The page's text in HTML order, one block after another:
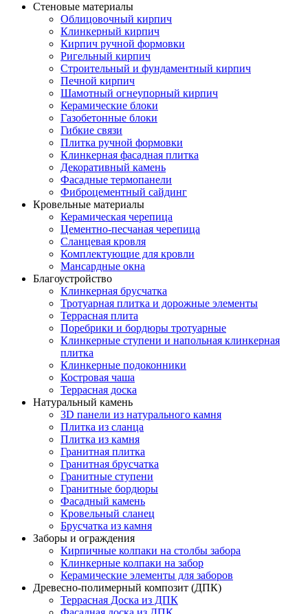
Стеновые материалы
Облицовочный кирпич
Клинкерный кирпич
Кирпич ручной формовки
Ригельный кирпич
Строительный и фундаментный кирпич
Печной кирпич
Шамотный огнеупорный кирпич
Керамические блоки
Газобетонные блоки
Гибкие связи
Плитка ручной формовки
Клинкерная фасадная плитка
Декоративный камень
Фасадные термопанели
Фиброцементный сайдинг
Кровельные материалы
Керамическая черепица
Цементно-песчаная черепица
Сланцевая кровля
Комплектующие для кровли
Мансардные окна
Благоустройство
Клинкерная брусчатка
Тротуарная плитка и дорожные элементы
Террасная плита
Поребрики и бордюры тротуарные
Клинкерные ступени и напольная клинкерная
плитка
Клинкерные подоконники
Костровая чаша
Террасная доска
Натуральный камень
3D панели из натурального камня
Плитка из сланца
Плитка из камня
Гранитная плитка
Гранитная брусчатка
Гранитные ступени
Гранитные бордюры
Фасадный камень
Кровельный сланец
Брусчатка из камня
Заборы и ограждения
Кирпичные колпаки на столбы забора
Клинкерные колпаки на забор
Керамические элементы для заборов
Древесно-полимерный композит (ДПК)
Террасная Доска из ДПК